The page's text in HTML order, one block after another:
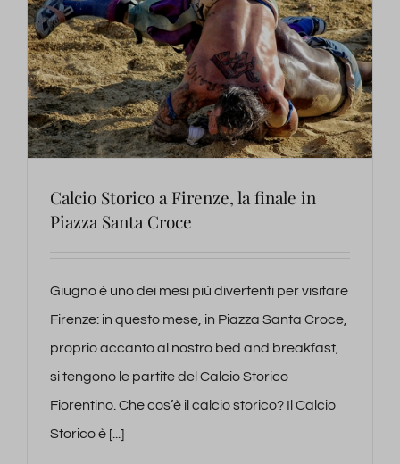
Calcio Storico a Firenze, la finale in
Piazza Santa Croce
Giugno è uno dei mesi più divertenti per visitare
Firenze: in questo mese, in Piazza Santa Croce,
proprio accanto al nostro bed and breakfast,
si tengono le partite del Calcio Storico
Fiorentino. Che cos’è il calcio storico? Il Calcio
Storico è [...]